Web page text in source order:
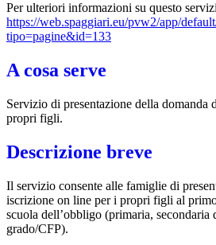
Per ulteriori informazioni su questo
https://web.spaggiari.eu/pvw2/app/
tipo=pagine&id=133
A cosa serve
Servizio di presentazione della domanda
propri figli.
Descrizione breve
Il servizio consente alle famiglie di
iscrizione on line per i propri figli al
scuola dell’obbligo (primaria,
grado/CFP).